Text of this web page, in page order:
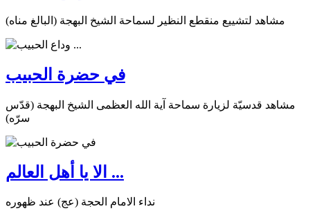
مشاهد لتشييع منقطع النظير لسماحة الشيخ البهجة (البالغ مناه)
في حضرة الحبيب
مشاهد قدسيّة لزيارة سماحة آية الله العظمى الشيخ البهجة (قدّس
سرّه)
الا يا أهل العالم ...
نداء الامام الحجة (عج) عند ظهوره